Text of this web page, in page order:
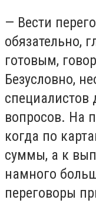
— Вести
обязательно,
готовым,
Безусловно,
вопросов. На
когда по
суммы, а к
намного
переговоры